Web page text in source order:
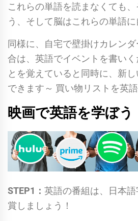
これらの単語を読まなくても
う、そして脳はこれらの単語に
同様に、自宅で壁掛けカレンダ
合は、英語でイベントを書い
とを覚えていると同時に、新
できます～ 買い物リスト を英
映画で英語を学ぼう
STEP1 ： 英語の番組は、日本
賞しましょう！